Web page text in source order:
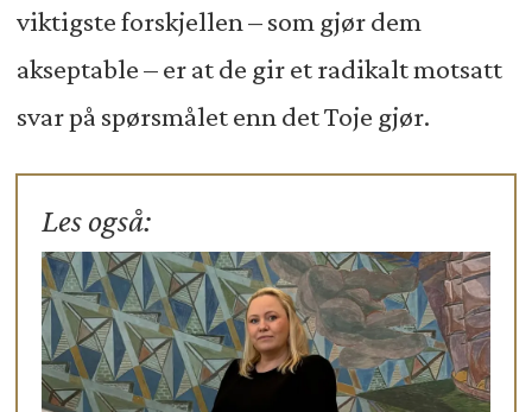
viktigste forskjellen – som gjør dem
akseptable – er at de gir et radikalt motsatt
svar på spørsmålet enn det Toje gjør.
Les også: